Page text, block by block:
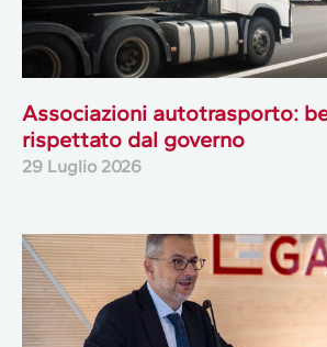
Associazioni autotrasporto:
rispettato dal governo
29 Luglio 2026